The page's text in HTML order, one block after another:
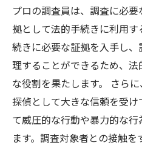
プロの調査員は、調査に必
拠として法的手続きに利用
続きに必要な証拠を入手し
理することができるため、
な役割を果たします。 さら
探偵として大きな信頼を受
て威圧的な行動や暴力的な
ます。調査対象者との接触